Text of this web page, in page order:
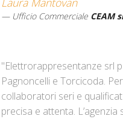
Ufficio Commerciale CEAM
"Elettrorappresentanze srl
Pagnoncelli e Torcicoda.
collaboratori seri e
precisa e attenta.